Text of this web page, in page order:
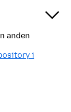
anden
i